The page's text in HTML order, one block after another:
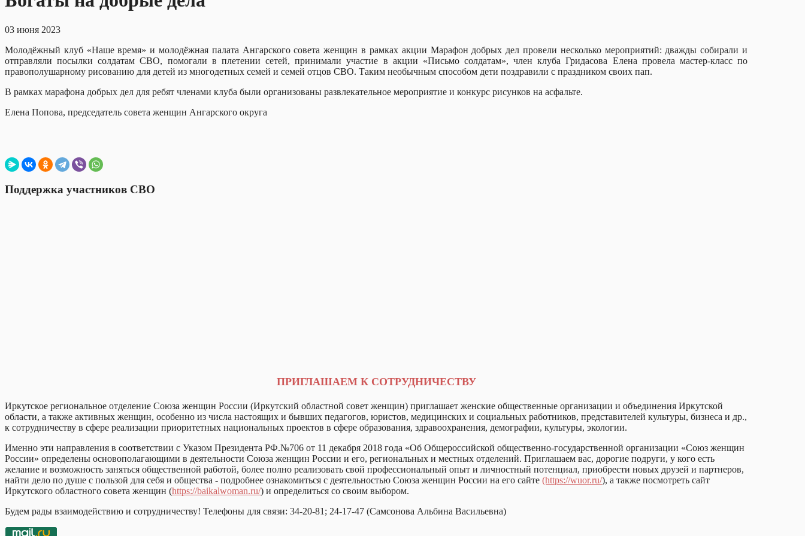
03 июня 2023
Молодёжный клуб «Наше время» и молодёжная палата Ангарского совета женщин в рамках акции Марафон добрых дел провели несколько мероприятий: дважды собирали и
отправляли посылки солдатам СВО, помогали в плетении сетей, принимали участие в акции «Письмо солдатам», член клуба Гридасова Елена провела мастер-класс по
правополушарному рисованию для детей из многодетных семей и семей отцов СВО. Таким необычным способом дети поздравили с праздником своих пап.
В рамках марафона добрых дел для ребят членами клуба были организованы развлекательное мероприятие и конкурс рисунков на асфальте.
Елена Попова, председатель совета женщин Ангарского округа
Поддержка участников СВО
ПРИГЛАШАЕМ К СОТРУДНИЧЕСТВУ
Иркутское региональное отделение Союза женщин России (Иркутский областной совет женщин) приглашает женские общественные организации и объединения Иркутской
области, а также активных женщин, особенно из числа настоящих и бывших педагогов, юристов, медицинских и социальных работников, представителей культуры, бизнеса и др.,
к сотрудничеству в сфере реализации приоритетных национальных проектов в сфере образования, здравоохранения, демографии, культуры, экологии.
Именно эти направления в соответствии с Указом Президента РФ.№706 от 11 декабря 2018 года «Об Общероссийской общественно-государственной организации «Союз женщин
России» определены основополагающими в деятельности Союза женщин России и его, региональных и местных отделений. Приглашаем вас, дорогие подруги, у кого есть
желание и возможность заняться общественной работой, более полно реализовать свой профессиональный опыт и личностный потенциал, приобрести новых друзей и партнеров,
найти дело по душе с пользой для себя и общества - подробнее ознакомиться с деятельностью Союза женщин России на его сайте (https://wuor.ru/), а также посмотреть сайт
Иркутского областного совета женщин (https://baikalwoman.ru/) и определиться со своим выбором.
Будем рады взаимодействию и сотрудничеству! Телефоны для связи: 34-20-81; 24-17-47 (Самсонова Альбина Васильевна)